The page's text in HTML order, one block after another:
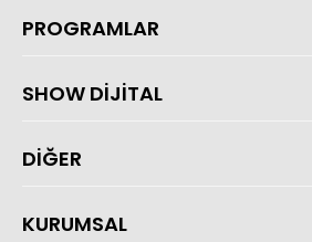
PROGRAMLAR
SHOW DİJİTAL
DİĞER
KURUMSAL